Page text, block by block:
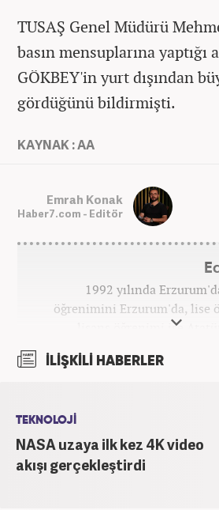
TUSAŞ Genel Müdürü
basın mensuplarına yaptığı
GÖKBEY'in yurt dışından
gördüğünü bildirmişti.
KAYNAK : AA
Emrah Konak
Haber7.com - Editör
1992 yılında
öğrenimini Erzurum'da, lise
lisans öğrenimi ise
Üniversitesi'nde yüksek lisans
haber sitesi ve
pozisyonlarda görev aldı. Şu
haber7.com'da "Editör"
İLİŞKİLİ HABERLER
TEKNOLOJİ
NASA uzaya ilk kez 4K video
akışı gerçekleştirdi